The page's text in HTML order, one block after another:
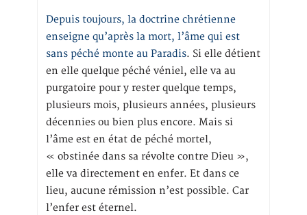
Depuis toujours, la doctrine chrétienne
enseigne qu’après la mort, l’âme qui est
sans péché monte au Paradis. Si elle détient
en elle quelque péché véniel, elle va au
purgatoire pour y rester quelque temps,
plusieurs mois, plusieurs années, plusieurs
décennies ou bien plus encore. Mais si
l’âme est en état de péché mortel,
« obstinée dans sa révolte contre Dieu »,
elle va directement en enfer. Et dans ce
lieu, aucune rémission n’est possible. Car
l’enfer est éternel.